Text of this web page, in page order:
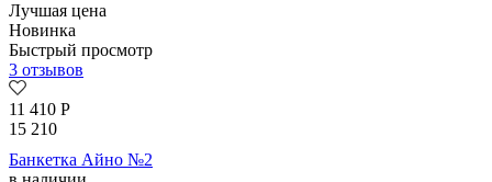
Лучшая цена
Новинка
Быстрый просмотр
3 отзывов
11 410 Р
15 210
Банкетка Айно №2